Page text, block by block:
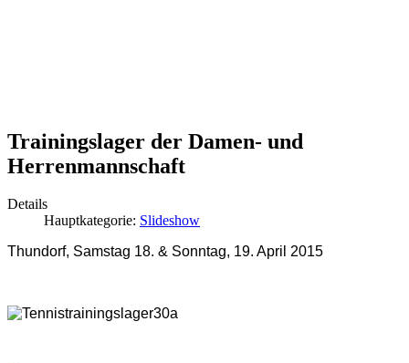
Trainingslager der Damen- und
Herrenmannschaft
Details
Hauptkategorie: Slideshow
Thundorf, Samstag 18. & Sonntag, 19. April 2015